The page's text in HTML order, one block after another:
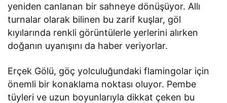
yeniden canlanan bir sahneye dönüşüyor. Allı
turnalar olarak bilinen bu zarif kuşlar, göl
kıyılarında renkli görüntülerle yerlerini alırken
doğanın uyanışını da haber veriyorlar.
Erçek Gölü, göç yolculuğundaki flamingolar için
önemli bir konaklama noktası oluyor. Pembe
tüyleri ve uzun boyunlarıyla dikkat çeken bu